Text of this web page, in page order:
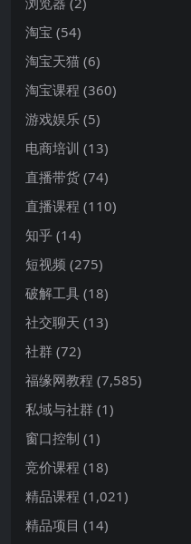
淘宝 (54)
淘宝天猫 (6)
淘宝课程 (360)
游戏娱乐 (5)
电商培训 (13)
直播带货 (74)
直播课程 (110)
知乎 (14)
短视频 (275)
破解工具 (18)
社交聊天 (13)
社群 (72)
福缘网教程 (7,585)
私域与社群 (1)
窗口控制 (1)
竞价课程 (18)
精品课程 (1,021)
精品项目 (14)